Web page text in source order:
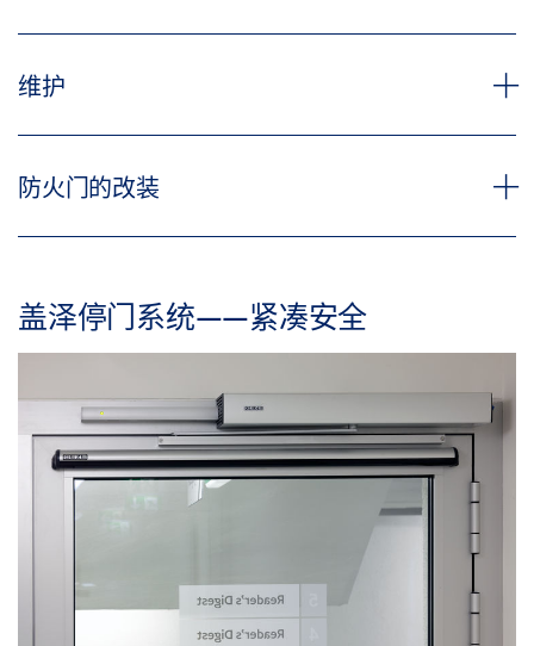
必须检查内置停门系统是否正常工作和正确安装（通
用类型认证和制造商文件）。验收后，必须贴上注明
验收日期的验收标牌。验收和检查必须由建筑运营商
组织，且只能由停门系统的制造商或制造商认证的人
员（专家）进行。
局、消防部门进行的消防检查）
维护
DIN 14677系列标准规定了：防火防烟门组件的电控
停门系统的维护，以及地面输送系统过程中防火屏障
的电控停门系统的维护规定。这包括 第1部分：维护
系统的通用施工技术许可是指DIN 14677-1的部分内
容。
建筑运营商必须始终保持停门系统运行，并至少每月
检查一次该系统是否正常运行。
运营商也有义务组织对设备的正常和无故障交互进行
年度检查，并进行一般维护。运营商有义务聘请一家
合格的维护公司，或一家能够委托维护停门系统的专
业公司。检查和维护的范围、结果和日期必须记录并
存档。
欧洲标准EN 14637–建筑五金件–防火/防烟门组件的
防火门的改装
为“防火闭门器”。日后添加到停门系统的装置被视为
防火门的更换。因此，建筑运营商需要证明这一更换
火门制造商的规范。
盖泽停门系统——紧凑安全